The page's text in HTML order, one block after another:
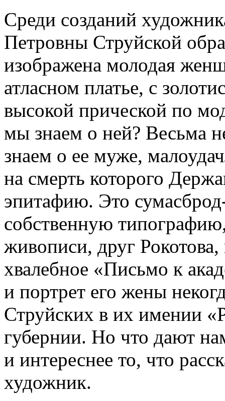
Среди созданий
Петровны Струйской
изображена молодая
атласном платье, с
высокой прической по
мы знаем о ней? Весьма
знаем о ее муже,
на смерть которого
эпитафию. Это
собственную
живописи, друг
хвалебное «Письмо к
и портрет его жены
Струйских в их имении
губернии. Но что дают
и интереснее то, что
художник.